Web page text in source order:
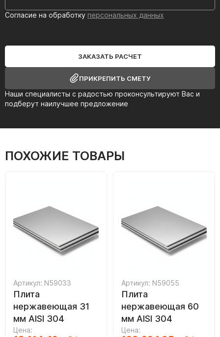
Наши специалисты с радостью проконсультируют Вас и
подберут наилучшее предложение
Согласие на обработку персональных данных
ЗАКАЗАТЬ РАСЧЕТ
ПРИКРЕПИТЬ СМЕТУ
ПОХОЖИЕ ТОВАРЫ
Артикул: N59033
Плита
нержавеющая 31
мм AISI 304
Цена:
Артикул: N59055
Плита
нержавеющая 60
мм AISI 304
Цена: